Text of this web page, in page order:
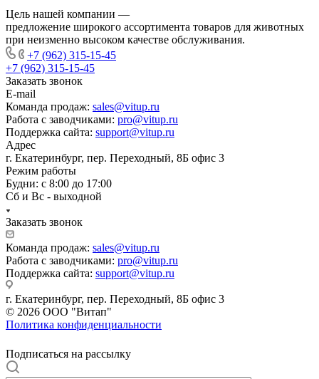
Цель нашей компании —
предложение широкого ассортимента товаров для животных
при неизменно высоком качестве обслуживания.
+7 (962) 315-15-45
+7 (962) 315-15-45
Заказать звонок
E-mail
Команда продаж: sales@vitup.ru
Работа с заводчиками: pro@vitup.ru
Поддержка сайта: support@vitup.ru
Адрес
г. Екатеринбург, пер. Переходный, 8Б офис 3
Режим работы
Будни: с 8:00 до 17:00
Сб и Вс - выходной
Заказать звонок
Команда продаж: sales@vitup.ru
Работа с заводчиками: pro@vitup.ru
Поддержка сайта: support@vitup.ru
г. Екатеринбург, пер. Переходный, 8Б офис 3
© 2026 ООО "Витап"
Политика конфиденциальности
Подписаться на рассылку